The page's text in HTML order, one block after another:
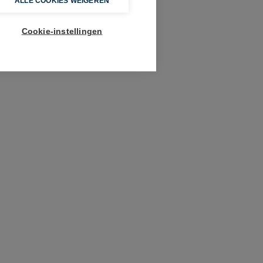
Cookie-instellingen